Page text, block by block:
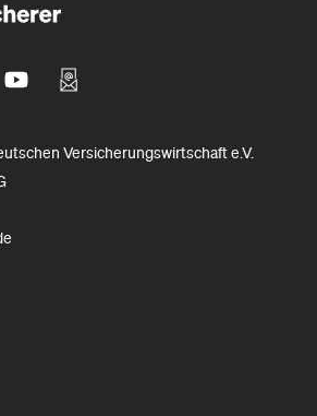
Versicherungswirtschaft e.V.